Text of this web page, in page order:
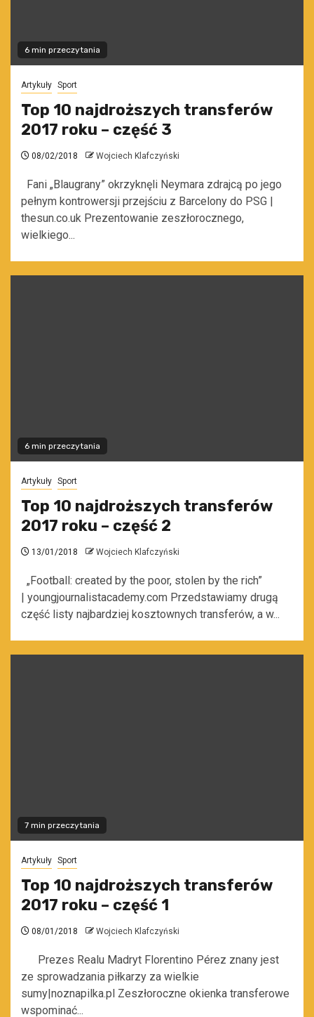
6 min przeczytania
Artykuły Sport
Top 10 najdroższych transferów
2017 roku – część 3
08/02/2018 Wojciech Klafczyński
Fani „Blaugrany” okrzyknęli Neymara zdrajcą po jego
pełnym kontrowersji przejściu z Barcelony do PSG |
thesun.co.uk Prezentowanie zeszłorocznego,
wielkiego...
6 min przeczytania
Artykuły Sport
Top 10 najdroższych transferów
2017 roku – część 2
13/01/2018 Wojciech Klafczyński
„Football: created by the poor, stolen by the rich”
| youngjournalistacademy.com Przedstawiamy drugą
część listy najbardziej kosztownych transferów, a w...
7 min przeczytania
Artykuły Sport
Top 10 najdroższych transferów
2017 roku – część 1
08/01/2018 Wojciech Klafczyński
Prezes Realu Madryt Florentino Pérez znany jest
ze sprowadzania piłkarzy za wielkie
sumy|noznapilka.pl Zeszłoroczne okienka transferowe
wspominać...